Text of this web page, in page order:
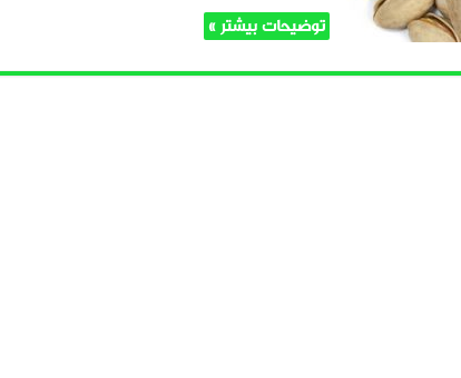
توضیحات بیشتر »